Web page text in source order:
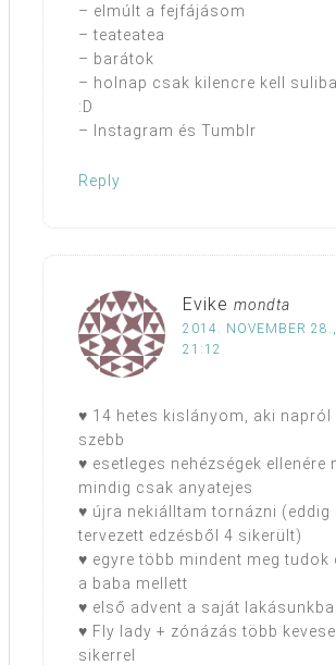
– elmúlt a fejfájásom
– teateatea
– barátok
– holnap csak kilencre kell
:D
– Instagram és Tumblr
Reply
Evike mondta
2014. NOVEMBER 28.,
21:12
♥ 14 hetes kislányom, aki napról
szebb
♥ esetleges nehézségek ellenére
mindig csak anyatejes
♥ újra nekiálltam tornázni (eddig
tervezett edzésből 4 sikerült)
♥ egyre több mindent meg tudok
a baba mellett
♥ első advent a saját
♥ Fly lady + zónázás több
sikerrel